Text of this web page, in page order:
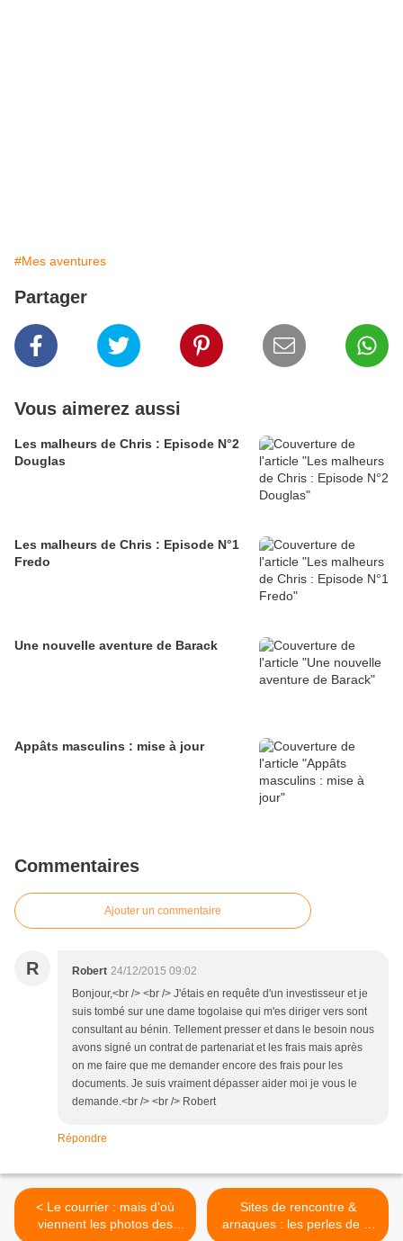
#Mes aventures
Partager
Vous aimerez aussi
Les malheurs de Chris : Episode N°2
Douglas
Les malheurs de Chris : Episode N°1
Fredo
Une nouvelle aventure de Barack
Appâts masculins : mise à jour
Commentaires
Ajouter un commentaire
R Robert 24/12/2015 09:02
Bonjour,<br /> <br /> J'étais en requête d'un investisseur et je
suis tombé sur une dame togolaise qui m'es diriger vers sont
consultant au bénin. Tellement presser et dans le besoin nous
avons signé un contrat de partenariat et les frais mais après
on me faire que me demander encore des frais pour les
documents. Je suis vraiment dépasser aider moi je vous le
demande.<br /> <br /> Robert
Répondre
< Le courrier : mais d'où
viennent les photos des
Sites de rencontre &
arnaques : les perles de la